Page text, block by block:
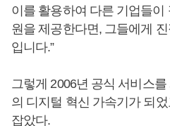
이를 활용하여 다른 기업들
원을 제공한다면, 그들에게
입니다.”
그렇게 2006년 공식 서비스
의 디지털 혁신 가속기가 되
잡았다.